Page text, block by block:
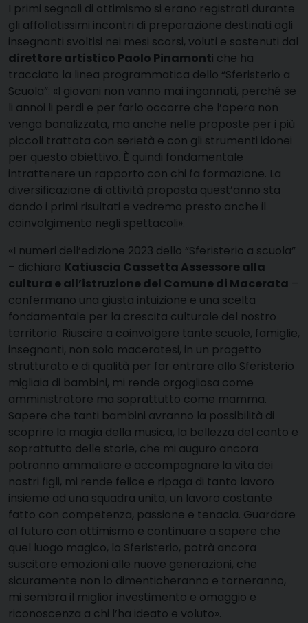
I primi segnali di ottimismo si erano registrati durante
gli affollatissimi incontri di preparazione destinati agli
insegnanti svoltisi nei mesi scorsi, voluti e sostenuti dal
direttore artistico Paolo Pinamonti che ha
tracciato la linea programmatica dello “Sferisterio a
Scuola”: «I giovani non vanno mai ingannati, perché se
li annoi li perdi e per farlo occorre che l’opera non
venga banalizzata, ma anche nelle proposte per i più
piccoli trattata con serietà e con gli strumenti idonei
per questo obiettivo. È quindi fondamentale
intrattenere un rapporto con chi fa formazione. La
diversificazione di attività proposta quest’anno sta
dando i primi risultati e vedremo presto anche il
coinvolgimento negli spettacoli».
«I numeri dell’edizione 2023 dello “Sferisterio a scuola”
– dichiara Katiuscia Cassetta Assessore alla
cultura e all’istruzione del Comune di Macerata –
confermano una giusta intuizione e una scelta
fondamentale per la crescita culturale del nostro
territorio. Riuscire a coinvolgere tante scuole, famiglie,
insegnanti, non solo maceratesi, in un progetto
strutturato e di qualità per far entrare allo Sferisterio
migliaia di bambini, mi rende orgogliosa come
amministratore ma soprattutto come mamma.
Sapere che tanti bambini avranno la possibilità di
scoprire la magia della musica, la bellezza del canto e
soprattutto delle storie, che mi auguro ancora
potranno ammaliare e accompagnare la vita dei
nostri figli, mi rende felice e ripaga di tanto lavoro
insieme ad una squadra unita, un lavoro costante
fatto con competenza, passione e tenacia. Guardare
al futuro con ottimismo e continuare a sapere che
quel luogo magico, lo Sferisterio, potrà ancora
suscitare emozioni alle nuove generazioni, che
sicuramente non lo dimenticheranno e torneranno,
mi sembra il miglior investimento e omaggio e
riconoscenza a chi l’ha ideato e voluto».